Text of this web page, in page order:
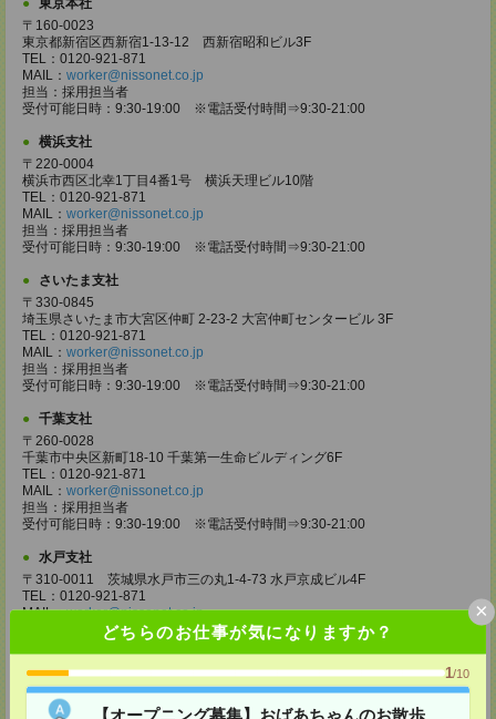
どちらのお仕事が気になりますか？
1/10
【オープニング募集】おばあちゃんのお散歩
×
東京本社
〒160-0023
東京都新宿区西新宿1-13-12 西新宿昭和ビル3F
TEL：0120-921-871
MAIL： worker@nissonet.co.jp
担当：採用担当者
受付可能日時：9:30-19:00 ※電話受付時間⇒9:30-21:00
横浜支社
〒220-0004
横浜市西区北幸1丁目4番1号 横浜天理ビル10階
TEL：0120-921-871
MAIL： worker@nissonet.co.jp
担当：採用担当者
受付可能日時：9:30-19:00 ※電話受付時間⇒9:30-21:00
さいたま支社
〒330-0845
埼玉県さいたま市大宮区仲町 2-23-2 大宮仲町センタービル 3F
TEL：0120-921-871
MAIL： worker@nissonet.co.jp
担当：採用担当者
受付可能日時：9:30-19:00 ※電話受付時間⇒9:30-21:00
千葉支社
〒260-0028
千葉市中央区新町18-10 千葉第一生命ビルディング6F
TEL：0120-921-871
MAIL： worker@nissonet.co.jp
担当：採用担当者
受付可能日時：9:30-19:00 ※電話受付時間⇒9:30-21:00
水戸支社
〒310-0011 茨城県水戸市三の丸1-4-73 水戸京成ビル4F
TEL：0120-921-871
MAIL：worker@nissonet.co.jp
担当：採用担当者
受付可能日時：9:30-19:00 ※電話受付時間⇒9:30-21:00
宇都宮支社
〒320-0811 栃木県宇都宮市大通り1-2-11 フコク生命ビル4F